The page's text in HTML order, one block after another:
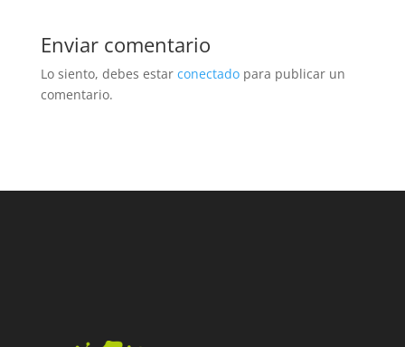
Enviar comentario
Lo siento, debes estar conectadopara publicar un
comentario.